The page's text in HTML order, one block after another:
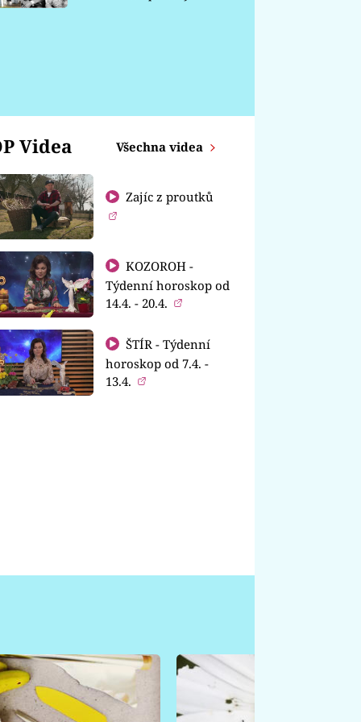
Videa Všechna videa
Zajíc z proutků
KOZOROH -
Týdenní horoskop od
14.4. - 20.4.
ŠTÍR - Týdenní
horoskop od 7.4. -
13.4.